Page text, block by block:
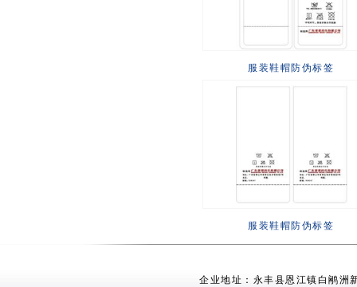
服装鞋帽防伪标签
服装鞋帽防伪标签
企业地址：永丰县恩江镇白鹇